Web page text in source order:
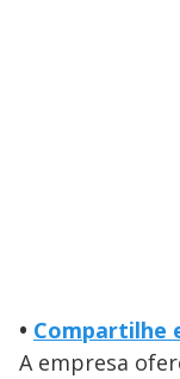
• Compartilhe
A empresa